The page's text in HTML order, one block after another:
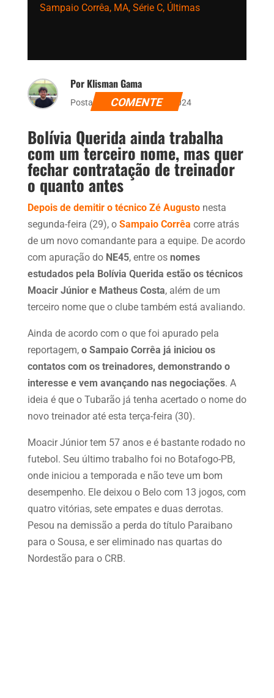
Sampaio Corrêa, MA, Série C, Últimas
Por Klisman Gama
Postado dia 29 de julho de 2024
COMENTE
Bolívia Querida ainda trabalha
com um terceiro nome, mas quer
fechar contratação de treinador
o quanto antes
Depois de demitir o técnico Zé Augustonesta
segunda-feira (29), o Sampaio Corrêa corre atrás
de um novo comandante para a equipe. De acordo
com apuração do NE45, entre os nomes
estudados pela Bolívia Querida estão os técnicos
Moacir Júnior e Matheus Costa, além de um
terceiro nome que o clube também está avaliando.
Ainda de acordo com o que foi apurado pela
reportagem, o Sampaio Corrêa já iniciou os
contatos com os treinadores, demonstrando o
interesse e vem avançando nas negociações. A
ideia é que o Tubarão já tenha acertado o nome do
novo treinador até esta terça-feira (30).
Moacir Júnior tem 57 anos e é bastante rodado no
futebol. Seu último trabalho foi no Botafogo-PB,
onde iniciou a temporada e não teve um bom
desempenho. Ele deixou o Belo com 13 jogos, com
quatro vitórias, sete empates e duas derrotas.
Pesou na demissão a perda do título Paraibano
para o Sousa, e ser eliminado nas quartas do
Nordestão para o CRB.